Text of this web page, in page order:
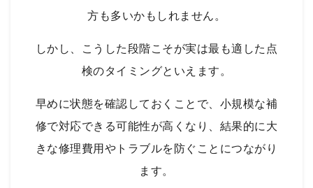
方も多いかもしれません。
しかし、こうした段階こそが実は最も適した点
検のタイミングといえます。
早めに状態を確認しておくことで、小規模な補
修で対応できる可能性が高くなり、結果的に大
きな修理費用やトラブルを防ぐことにつながり
ます。